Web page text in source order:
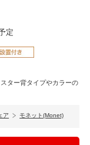
定
ター背タイプやカラーの
ア モネット(Monet)